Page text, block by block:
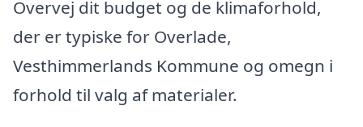
Overvej dit budget og de klimaforhold,
der er typiske for Overlade,
Vesthimmerlands Kommune og omegn i
forhold til valg af materialer.